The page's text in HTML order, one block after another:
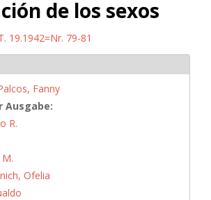
de los sexos
19.1942=Nr. 79-81
Fanny
Ausgabe:
R.
Ofelia